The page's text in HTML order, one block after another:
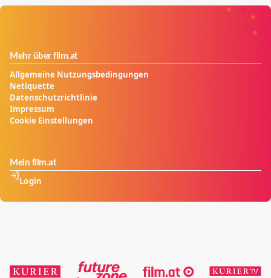
Mehr über film.at
Allgemeine Nutzungsbedingungen
Netiquette
Datenschutzrichtlinie
Impressum
Cookie Einstellungen
Mein film.at
Login